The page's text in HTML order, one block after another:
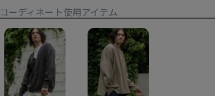
コーディネート使用アイテム